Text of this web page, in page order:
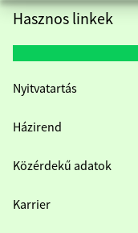
Hasznos linkek
Nyitvatartás
Házirend
Közérdekű adatok
Karrier